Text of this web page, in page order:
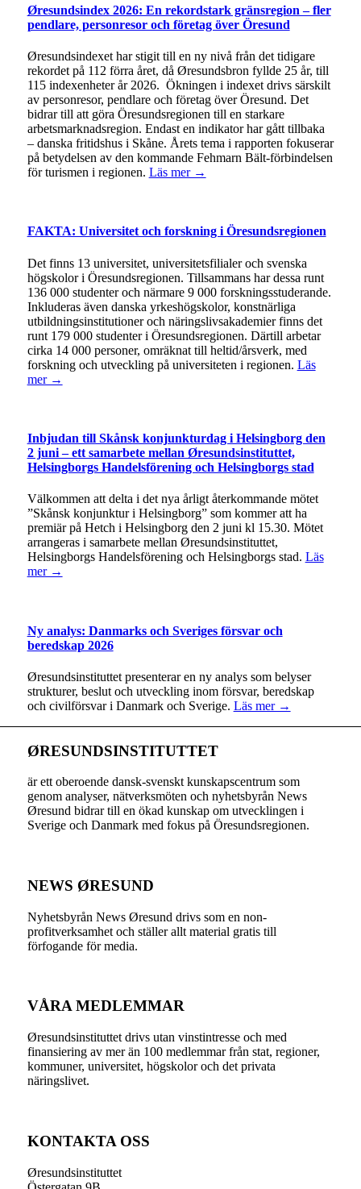
Øresundsindex 2026: En rekordstark gränsregion – fler
pendlare, personresor och företag över Öresund
Øresundsindexet har stigit till en ny nivå från det tidigare
rekordet på 112 förra året, då Øresundsbron fyllde 25 år, till
115 indexenheter år 2026. Ökningen i indexet drivs särskilt
av personresor, pendlare och företag över Öresund. Det
bidrar till att göra Öresundsregionen till en starkare
arbetsmarknadsregion. Endast en indikator har gått tillbaka
– danska fritidshus i Skåne. Årets tema i rapporten fokuserar
på betydelsen av den kommande Fehmarn Bält-förbindelsen
för turismen i regionen. Läs mer →
FAKTA: Universitet och forskning i Öresundsregionen
Det finns 13 universitet, universitetsfilialer och svenska
högskolor i Öresundsregionen. Tillsammans har dessa runt
136 000 studenter och närmare 9 000 forskningsstuderande.
Inkluderas även danska yrkeshögskolor, konstnärliga
utbildningsinstitutioner och näringslivsakademier finns det
runt 179 000 studenter i Öresundsregionen. Därtill arbetar
cirka 14 000 personer, omräknat till heltid/årsverk, med
forskning och utveckling på universiteten i regionen. Läs
mer →
Inbjudan till Skånsk konjunkturdag i Helsingborg den
2 juni – ett samarbete mellan Øresundsinstituttet,
Helsingborgs Handelsförening och Helsingborgs stad
Välkommen att delta i det nya årligt återkommande mötet
”Skånsk konjunktur i Helsingborg” som kommer att ha
premiär på Hetch i Helsingborg den 2 juni kl 15.30. Mötet
arrangeras i samarbete mellan Øresundsinstituttet,
Helsingborgs Handelsförening och Helsingborgs stad. Läs
mer →
Ny analys: Danmarks och Sveriges försvar och
beredskap 2026
Øresundsinstituttet presenterar en ny analys som belyser
strukturer, beslut och utveckling inom försvar, beredskap
och civilförsvar i Danmark och Sverige. Läs mer →
ØRESUNDSINSTITUTTET
är ett oberoende dansk-svenskt kunskapscentrum som
genom analyser, nätverksmöten och nyhetsbyrån News
Øresund bidrar till en ökad kunskap om utvecklingen i
Sverige och Danmark med fokus på Öresundsregionen.
NEWS ØRESUND
Nyhetsbyrån News Øresund drivs som en non-
profitverksamhet och ställer allt material gratis till
förfogande för media.
VÅRA MEDLEMMAR
Øresundsinstituttet drivs utan vinst­intresse och med
finansiering av mer än 100 medlemmar från stat, regioner,
kommuner, universitet, högskolor och det privata
näringslivet.
KONTAKTA OSS
Øresundsinstituttet